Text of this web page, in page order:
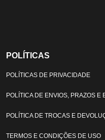
POLÍTICAS
POLÍTICAS DE PRIVACIDADE
POLÍTICA DE ENVIOS, PRAZOS E
POLÍTICA DE TROCAS E
TERMOS E CONDIÇÕES DE USO